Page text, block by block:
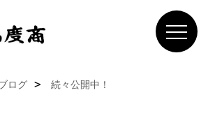
ログ 続々公開中！